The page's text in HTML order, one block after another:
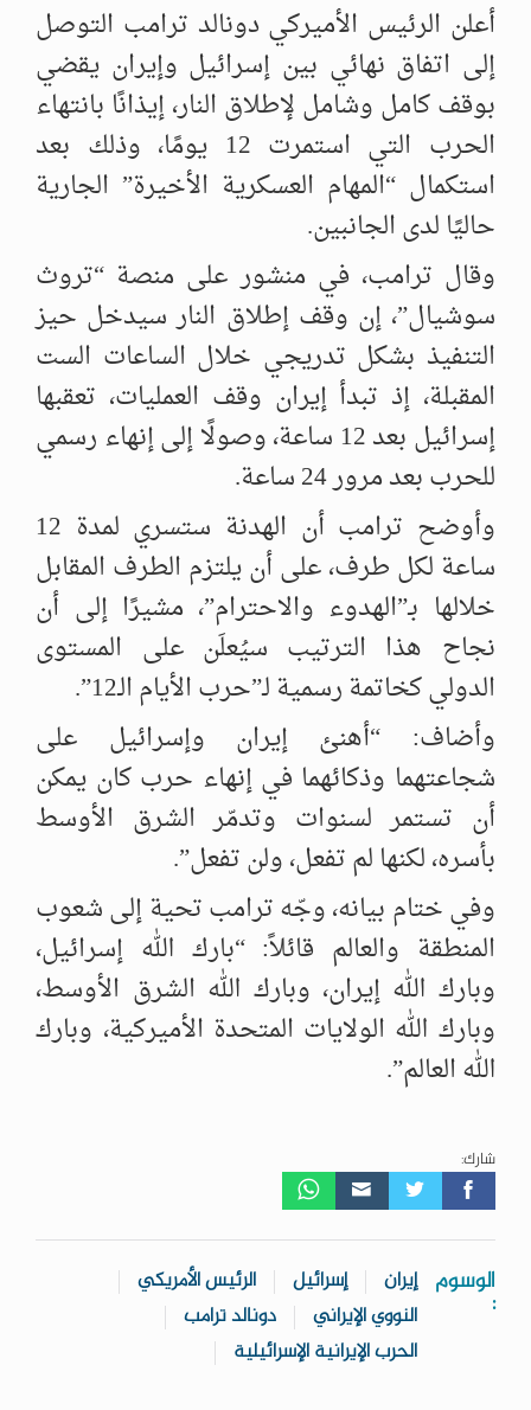
أعلن الرئيس الأميركي دونالد ترامب التوصل
إلى اتفاق نهائي بين إسرائيل وإيران يقضي
بوقف كامل وشامل لإطلاق النار، إيذانًا بانتهاء
الحرب التي استمرت 12 يومًا، وذلك بعد
استكمال “المهام العسكرية الأخيرة” الجارية
حاليًا لدى الجانبين.
وقال ترامب، في منشور على منصة “تروث
سوشيال”، إن وقف إطلاق النار سيدخل حيز
التنفيذ بشكل تدريجي خلال الساعات الست
المقبلة، إذ تبدأ إيران وقف العمليات، تعقبها
إسرائيل بعد 12 ساعة، وصولًا إلى إنهاء رسمي
للحرب بعد مرور 24 ساعة.
وأوضح ترامب أن الهدنة ستسري لمدة 12
ساعة لكل طرف، على أن يلتزم الطرف المقابل
خلالها بـ”الهدوء والاحترام”، مشيرًا إلى أن
نجاح هذا الترتيب سيُعلَن على المستوى
الدولي كخاتمة رسمية لـ”حرب الأيام الـ12”.
وأضاف: “أهنئ إيران وإسرائيل على
شجاعتهما وذكائهما في إنهاء حرب كان يمكن
أن تستمر لسنوات وتدمّر الشرق الأوسط
بأسره، لكنها لم تفعل، ولن تفعل”.
وفي ختام بيانه، وجّه ترامب تحية إلى شعوب
المنطقة والعالم قائلاً: “بارك الله إسرائيل،
وبارك الله إيران، وبارك الله الشرق الأوسط،
وبارك الله الولايات المتحدة الأميركية، وبارك
الله العالم”.
شارك:
الوسوم
:
إيران إسرائيل
الرئيس الأمريكي
النووي الإيراني
دونالد ترامب
الحرب الإيرانية الإسرائيلية